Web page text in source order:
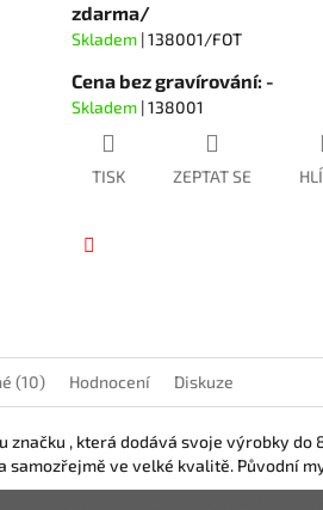
zdarma/
Skladem | 138001/FOT
Cena bez gravírování: -
Skladem | 138001
TISK ZEPTAT SE
(10) Hodnocení Diskuze
, která dodává svoje výrobky
ve velké kvalitě. Původní